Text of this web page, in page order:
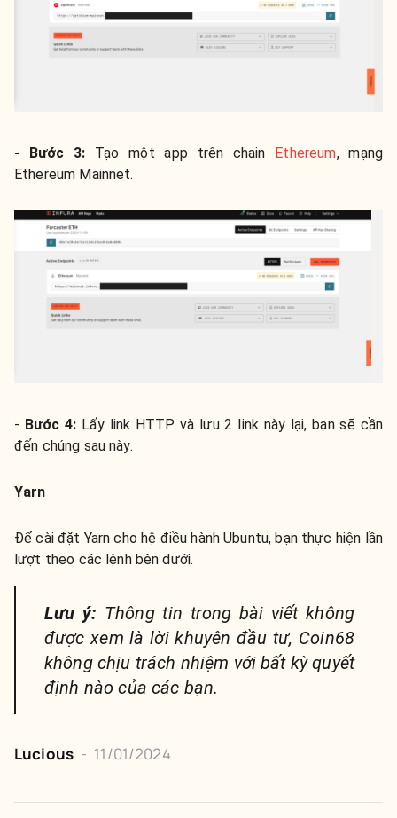
- Bước 3: Tạo một app trên chain Ethereum, mạng
Ethereum Mainnet.
- Bước 4: Lấy link HTTP và lưu 2 link này lại, bạn sẽ cần
đến chúng sau này.
Yarn
Để cài đặt Yarn cho hệ điều hành Ubuntu, bạn thực hiện lần
lượt theo các lệnh bên dưới.
Lưu ý: Thông tin trong bài viết không
được xem là lời khuyên đầu tư, Coin68
không chịu trách nhiệm với bất kỳ quyết
định nào của các bạn.
Lucious - 11/01/2024